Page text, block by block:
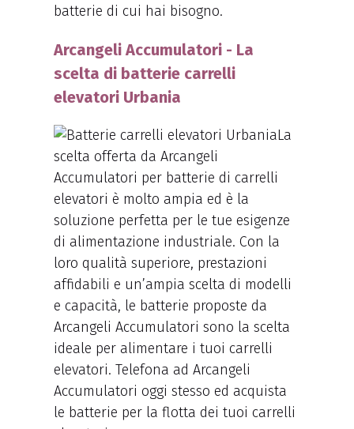
batterie di cui hai bisogno.
Arcangeli Accumulatori - La
scelta di batterie carrelli
elevatori Urbania
La
scelta offerta da Arcangeli
Accumulatori per batterie di carrelli
elevatori è molto ampia ed è la
soluzione perfetta per le tue esigenze
di alimentazione industriale. Con la
loro qualità superiore, prestazioni
affidabili e un’ampia scelta di modelli
e capacità, le batterie proposte da
Arcangeli Accumulatori sono la scelta
ideale per alimentare i tuoi carrelli
elevatori. Telefona ad Arcangeli
Accumulatori oggi stesso ed acquista
le batterie per la flotta dei tuoi carrelli